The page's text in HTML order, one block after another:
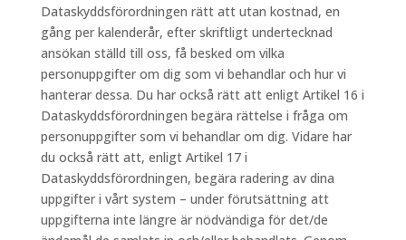
Dataskyddsförordningen rätt att utan kostnad, en
gång per kalenderår, efter skriftligt undertecknad
ansökan ställd till oss, få besked om vilka
personuppgifter om dig som vi behandlar och hur vi
hanterar dessa. Du har också rätt att enligt Artikel 16 i
Dataskyddsförordningen begära rättelse i fråga om
personuppgifter som vi behandlar om dig. Vidare har
du också rätt att, enligt Artikel 17 i
Dataskyddsförordningen, begära radering av dina
uppgifter i vårt system – under förutsättning att
uppgifterna inte längre är nödvändiga för det/de